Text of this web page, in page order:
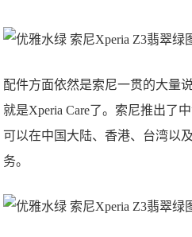
配件方面依然是索尼一贯的大量
就是Xperia Care了。索尼推出了
可以在中国大陆、香港、台湾以
务。